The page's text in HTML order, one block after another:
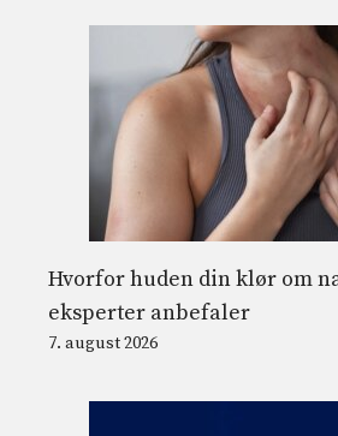
Hvorfor huden din klør om
eksperter anbefaler
7. august 2026